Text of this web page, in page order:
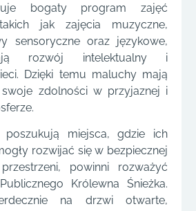
bogaty program zajęć
jak zajęcia muzyczne,
sensoryczne oraz językowe,
rozwój intelektualny i
Dzięki temu maluchy mają
zdolności w przyjaznej i
poszukują miejsca, gdzie ich
rozwijać się w bezpiecznej
powinni rozważyć
Królewna Śnieżka.
na drzwi otwarte,